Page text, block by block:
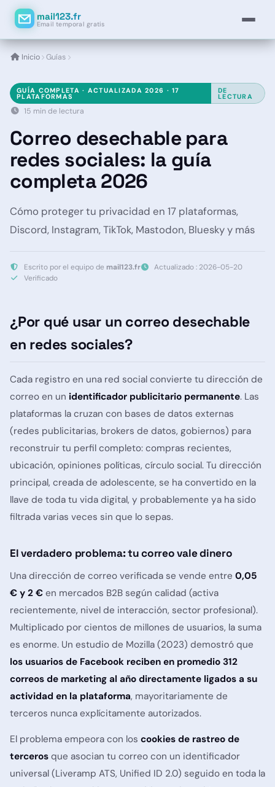
mail123.fr
Email temporal gratis
Inicio Guías
GUÍA COMPLETA · ACTUALIZADA 2026 · 17
PLATAFORMAS
DE
LECTURA
15 min de lectura
Correo desechable para
redes sociales: la guía
completa 2026
Cómo proteger tu privacidad en 17 plataformas,
Discord, Instagram, TikTok, Mastodon, Bluesky y más
Escrito por el equipo de mail123.fr
Actualizado : 2026-05-20
Verificado
¿Por qué usar un correo desechable
en redes sociales?
Cada registro en una red social convierte tu dirección de
correo en un identificador publicitario permanente. Las
plataformas la cruzan con bases de datos externas
(redes publicitarias, brokers de datos, gobiernos) para
reconstruir tu perfil completo: compras recientes,
ubicación, opiniones políticas, círculo social. Tu dirección
principal, creada de adolescente, se ha convertido en la
llave de toda tu vida digital, y probablemente ya ha sido
filtrada varias veces sin que lo sepas.
El verdadero problema: tu correo vale dinero
Una dirección de correo verificada se vende entre 0,05
€ y 2 € en mercados B2B según calidad (activa
recientemente, nivel de interacción, sector profesional).
Multiplicado por cientos de millones de usuarios, la suma
es enorme. Un estudio de Mozilla (2023) demostró que
los usuarios de Facebook reciben en promedio 312
correos de marketing al año directamente ligados a su
actividad en la plataforma, mayoritariamente de
terceros nunca explícitamente autorizados.
El problema empeora con los cookies de rastreo de
terceros que asocian tu correo con un identificador
universal (Liveramp ATS, Unified ID 2.0) seguido en toda la